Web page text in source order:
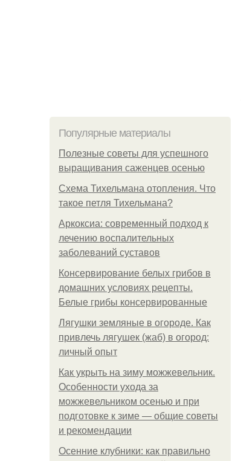
Популярные материалы
Полезные советы для успешного
выращивания саженцев осенью
Схема Тихельмана отопления. Что
такое петля Тихельмана?
Аркоксиа: современный подход к
лечению воспалительных
заболеваний суставов
Консервирование белых грибов в
домашних условиях рецепты.
Белые грибы консервированные
Лягушки земляные в огороде. Как
привлечь лягушек (жаб) в огород:
личный опыт
Как укрыть на зиму можжевельник.
Особенности ухода за
можжевельником осенью и при
подготовке к зиме — общие советы
и рекомендации
Осенние клубники: как правильно